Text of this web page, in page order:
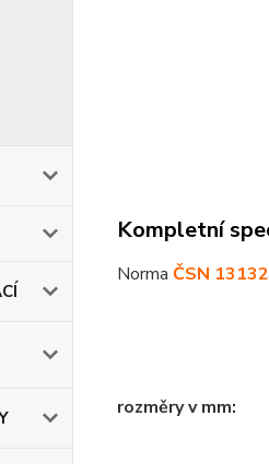
Kompletní
Norma ČSN
rozměry v mm: